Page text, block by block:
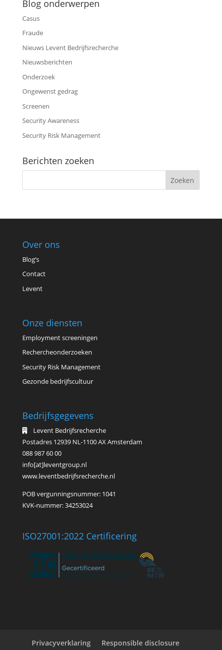
Blog onderwerpen
Casus
Fraude
Nieuws Levent Bedrijfsrecherche
Nieuwsberichten
Onderzoek
Ongewenst gedrag
Screenen
Security Awareness
Security Risk Management
Berichten zoeken
Over ons
Blog’s
Contact
Levent
Onze diensten
Employment screeningen
Rechercheonderzoeken
Security Risk Management
Gezonde bedrijfscultuur
Bedrijfsgegevens
Levent Bedrijfsrecherche
Postadres 12939 NL-1100 AX Amsterdam
088 987 60 00
info[at]leventgroup.nl
www.leventbedrijfsrecherche.nl
POB vergunningsnummer: 1041
KVK-nummer: 34253024
ISO27001:2022 Certificering
Privacyverklaring Responsible disclosure